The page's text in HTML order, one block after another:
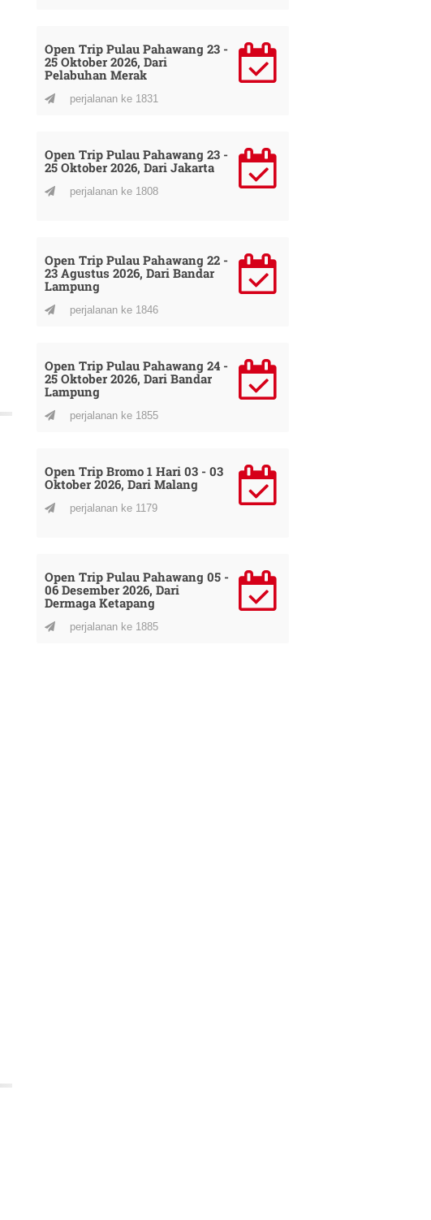
Open Trip Pulau Pahawang 23 -
25 Oktober 2026, Dari
Pelabuhan Merak
perjalanan ke 1831
Open Trip Pulau Pahawang 23 -
25 Oktober 2026, Dari Jakarta
perjalanan ke 1808
Open Trip Pulau Pahawang 22 -
23 Agustus 2026, Dari Bandar
Lampung
perjalanan ke 1846
Open Trip Pulau Pahawang 24 -
25 Oktober 2026, Dari Bandar
Lampung
perjalanan ke 1855
Open Trip Bromo 1 Hari 03 - 03
Oktober 2026, Dari Malang
perjalanan ke 1179
Open Trip Pulau Pahawang 05 -
06 Desember 2026, Dari
Dermaga Ketapang
perjalanan ke 1885